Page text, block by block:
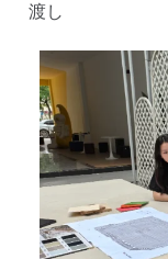
渡し